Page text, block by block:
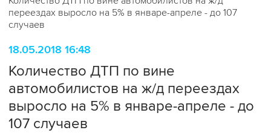
переездах выросло на 5% в январе-апреле - до 107
случаев
18.05.2018 16:48
Количество ДТП по вине
автомобилистов на ж/д переездах
выросло на 5% в январе-апреле - до
107 случаев